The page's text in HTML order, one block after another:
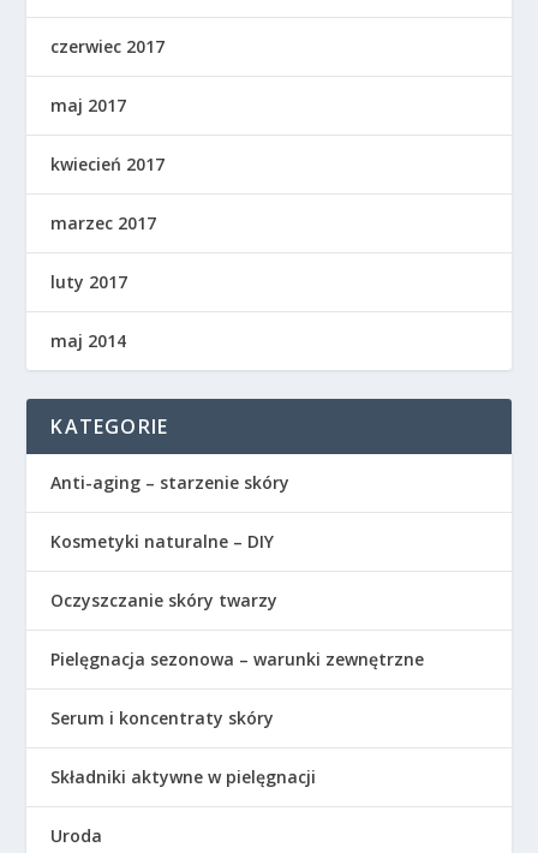
czerwiec 2017
maj 2017
kwiecień 2017
marzec 2017
luty 2017
maj 2014
KATEGORIE
Anti-aging – starzenie skóry
Kosmetyki naturalne – DIY
Oczyszczanie skóry twarzy
Pielęgnacja sezonowa – warunki zewnętrzne
Serum i koncentraty skóry
Składniki aktywne w pielęgnacji
Uroda